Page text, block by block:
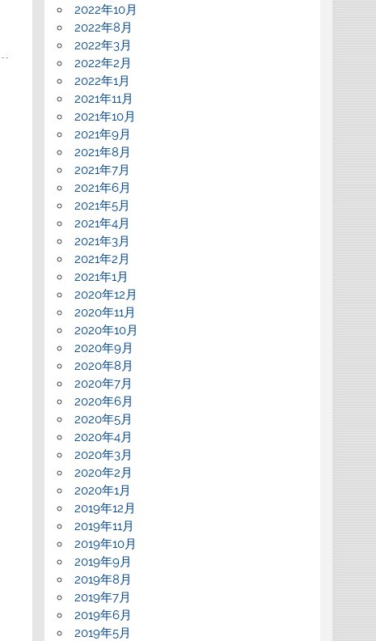
2022年10月
2022年8月
2022年3月
2022年2月
2022年1月
2021年11月
2021年10月
2021年9月
2021年8月
2021年7月
2021年6月
2021年5月
2021年4月
2021年3月
2021年2月
2021年1月
2020年12月
2020年11月
2020年10月
2020年9月
2020年8月
2020年7月
2020年6月
2020年5月
2020年4月
2020年3月
2020年2月
2020年1月
2019年12月
2019年11月
2019年10月
2019年9月
2019年8月
2019年7月
2019年6月
2019年5月